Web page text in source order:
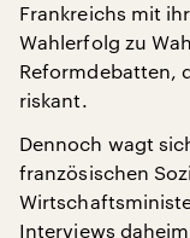
Frankreichs mit
Wahlerfolg zu
Reformdebatten,
riskant.
Dennoch wagt
französischen
Interviews